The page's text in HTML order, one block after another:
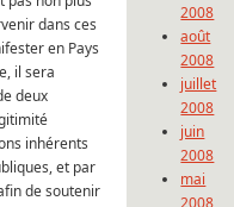
dans ces
en Pays
il sera
deux
inhérents
et par
de soutenir
2008
août
2008
juillet
2008
juin
2008
mai